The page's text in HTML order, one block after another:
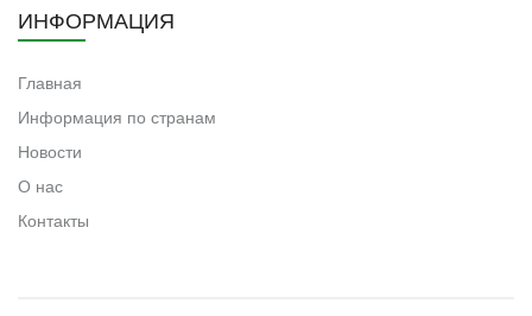
ИНФОРМАЦИЯ
Главная
Информация по странам
Новости
О нас
Контакты